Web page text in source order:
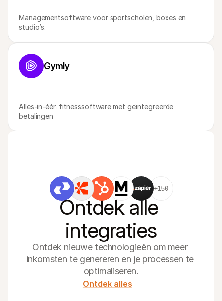
Managementsoftware voor sportscholen, boxes en
studio’s.
Gymly
Alles-in-één fitnesssoftware met geïntegreerde
betalingen
+150
Ontdek alle
integraties
Ontdek nieuwe technologieën om meer
inkomsten te genereren en je processen te
optimaliseren.
Ontdek alles